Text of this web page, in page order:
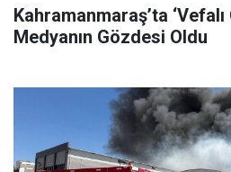
Kahramanmaraş’ta
Medyanın Gözdesi Oldu